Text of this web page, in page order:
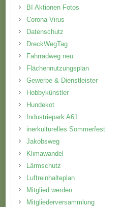
BI Aktionen Fotos
Corona Virus
Datenschutz
DreckWegTag
Fahrradweg neu
Flächennutzungsplan
Gewerbe & Dienstleister
Hobbykünstler
Hundekot
Industriepark A61
inerkulturelles Sommerfest
Jakobsweg
Klimawandel
Lärmschutz
Luftreinhalteplan
Mitglied werden
Mitgliederversammlung